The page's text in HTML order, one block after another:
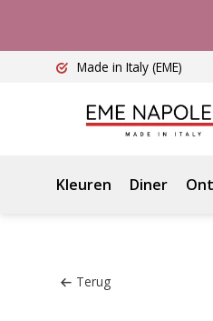
Made in Italy (EME)
Kleuren Diner
Terug